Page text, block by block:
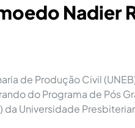
Nadier
de Produção Civil
do Programa de Pós
Universidade